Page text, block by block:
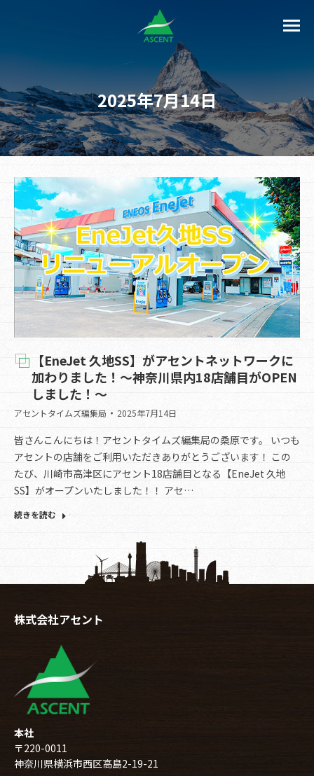
2025年7月14日
【EneJet 久地SS】がアセントネットワークに
加わりました！〜神奈川県内18店舗目がOPEN
しました！～
アセントタイムズ編集局 2025年7月14日
皆さんこんにちは！アセントタイムズ編集局の桑原です。 いつも
アセントの店舗をご利用いただきありがとうございます！ この
たび、川崎市高津区にアセント18店舗目となる【EneJet 久地
SS】がオープンいたしました！！ アセ…
続きを読む
株式会社アセント
本社
〒220-0011
神奈川県横浜市西区高島2-19-21